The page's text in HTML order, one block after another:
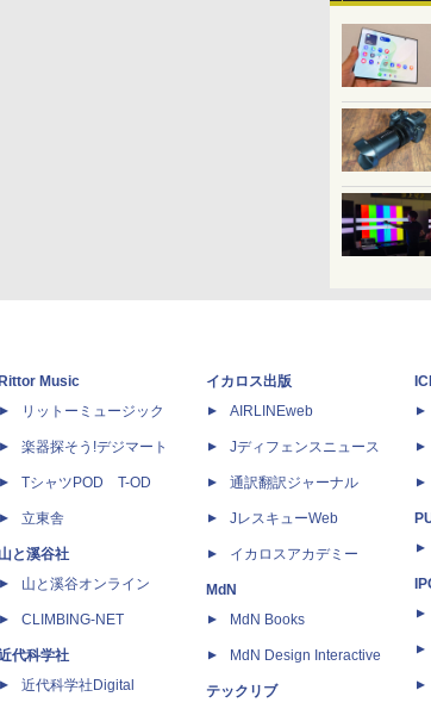
Rittor Music
リットーミュージック
楽器探そう!デジマート
TシャツPOD T-OD
立東舎
山と溪谷社
山と溪谷オンライン
CLIMBING-NET
代科学社
近代科学社Digital
イカロス出版
AIRLINEweb
Jディフェンスニュース
通訳翻訳ジャーナル
JレスキューWeb
イカロスアカデミー
MdN
MdN Books
MdN Design Interactive
テックリブ